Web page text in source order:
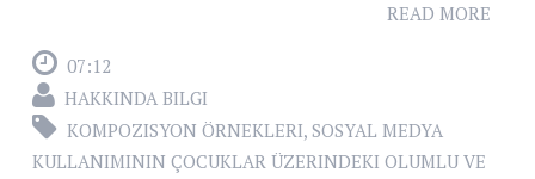
READ MORE
07:12
HAKKINDA BILGI
KOMPOZISYON ÖRNEKLERI, SOSYAL MEDYA
KULLANIMININ ÇOCUKLAR ÜZERINDEKI OLUMLU VE